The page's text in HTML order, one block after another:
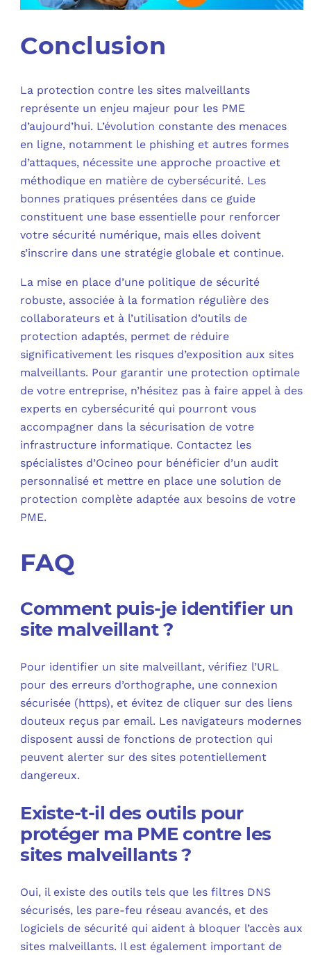
Conclusion
La protection contre les sites malveillants
représente un enjeu majeur pour les PME
d’aujourd’hui. L’évolution constante des menaces
en ligne, notamment le phishing et autres formes
d’attaques, nécessite une approche proactive et
méthodique en matière de cybersécurité. Les
bonnes pratiques présentées dans ce guide
constituent une base essentielle pour renforcer
votre sécurité numérique, mais elles doivent
s’inscrire dans une stratégie globale et continue.
La mise en place d’une politique de sécurité
robuste, associée à la formation régulière des
collaborateurs et à l’utilisation d’outils de
protection adaptés, permet de réduire
significativement les risques d’exposition aux sites
malveillants. Pour garantir une protection optimale
de votre entreprise, n’hésitez pas à faire appel à des
experts en cybersécurité qui pourront vous
accompagner dans la sécurisation de votre
infrastructure informatique. Contactez les
spécialistes d’Ocineo pour bénéficier d’un audit
personnalisé et mettre en place une solution de
protection complète adaptée aux besoins de votre
PME.
FAQ
Comment puis-je identifier un
site malveillant ?
Pour identifier un site malveillant, vérifiez l’URL
pour des erreurs d’orthographe, une connexion
sécurisée (https), et évitez de cliquer sur des liens
douteux reçus par email. Les navigateurs modernes
disposent aussi de fonctions de protection qui
peuvent alerter sur des sites potentiellement
dangereux.
Existe-t-il des outils pour
protéger ma PME contre les
sites malveillants ?
Oui, il existe des outils tels que les filtres DNS
sécurisés, les pare-feu réseau avancés, et des
logiciels de sécurité qui aident à bloquer l’accès aux
sites malveillants. Il est également important de